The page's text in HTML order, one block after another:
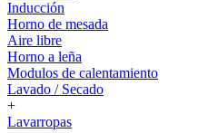
Inducción
Horno de mesada
Aire libre
Horno a leña
Modulos de calentamiento
Lavado / Secado
+
Lavarropas